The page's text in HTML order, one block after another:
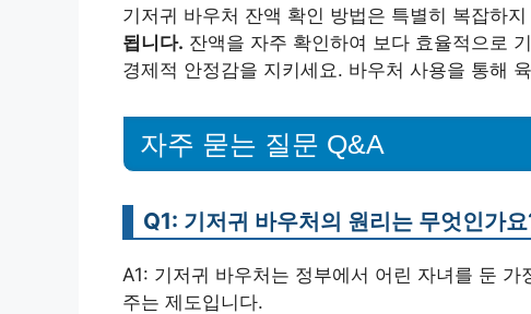
기저귀 바우처 잔액 확인 방법은 특별히 복잡하
됩니다. 잔액을 자주 확인하여 보다 효율적으로
경제적 안정감을 지키세요. 바우처 사용을 통해
자주 묻는 질문 Q&A
Q1: 기저귀 바우처의 원리는 무엇인가
A1: 기저귀 바우처는 정부에서 어린 자녀를 둔
주는 제도입니다.